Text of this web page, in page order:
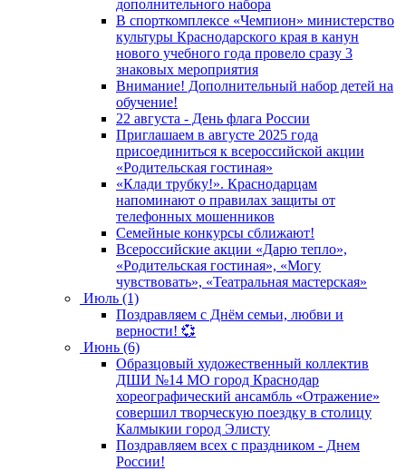
дополнительного набора
В спорткомплексе «Чемпион» министерство
культуры Краснодарского края в канун
нового учебного года провело сразу 3
знаковых мероприятия
Внимание! Дополнительный набор детей на
обучение!
22 августа - День флага России
Приглашаем в августе 2025 года
присоединиться к всероссийской акции
«Родительская гостиная»
«Клади трубку!». Краснодарцам
напоминают о правилах защиты от
телефонных мошенников
Семейные конкурсы сближают!
Всероссийские акции «Дарю тепло»,
«Родительская гостиная», «Могу
чувствовать», «Театральная мастерская»
Июль (1)
Поздравляем с Днём семьи, любви и
верности! 💞
Июнь (6)
Образцовый художественный коллектив
ДШИ №14 МО город Краснодар
хореографический ансамбль «Отражение»
совершил творческую поездку в столицу
Калмыкии город Элисту
Поздравляем всех с праздником - Днем
России!